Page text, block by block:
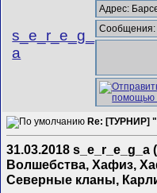
s_e_r_e_g_
a
Адрес:
Сообщения:
Re: [ТУРНИР]
31.03.2018 s_e_r_e_g_a (
Волшебства, Хафиз,
Северные кланы,